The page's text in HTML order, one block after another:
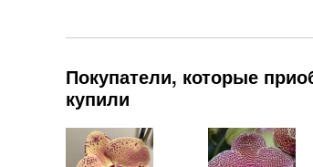
Покупатели, которые
купили